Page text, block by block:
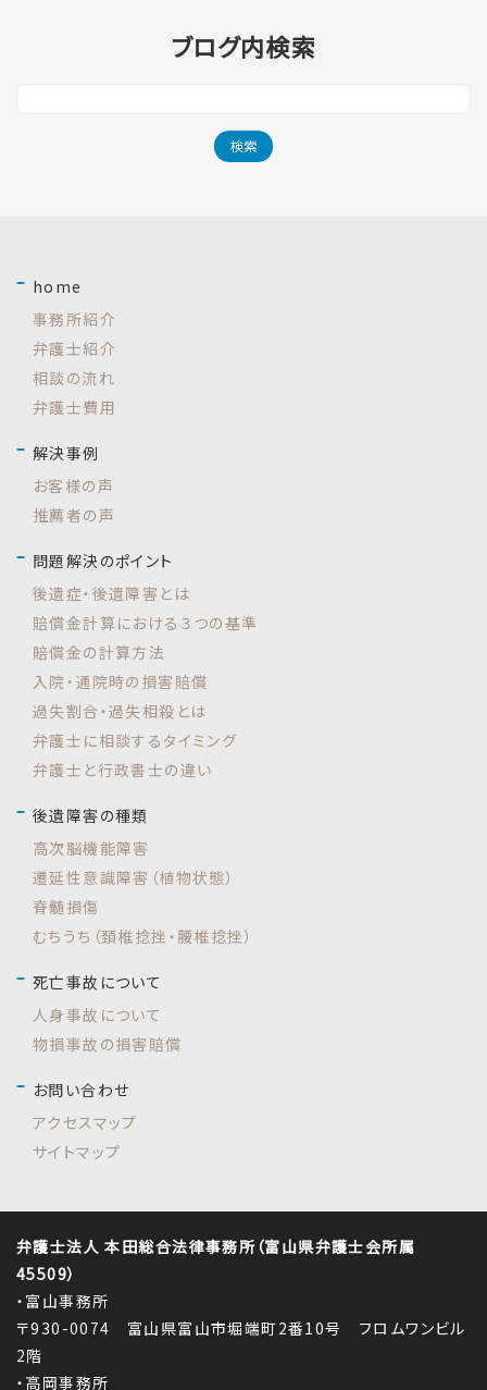
ブログ内検索
home
事務所紹介
弁護士紹介
相談の流れ
弁護士費用
解決事例
お客様の声
推薦者の声
問題解決のポイント
後遺症・後遺障害とは
賠償金計算における３つの基準
賠償金の計算方法
入院・通院時の損害賠償
過失割合・過失相殺とは
弁護士に相談するタイミング
弁護士と行政書士の違い
後遺障害の種類
高次脳機能障害
遷延性意識障害（植物状態）
脊髄損傷
むちうち（頚椎捻挫・腰椎捻挫）
死亡事故について
人身事故について
物損事故の損害賠償
お問い合わせ
アクセスマップ
サイトマップ
弁護士法人 本田総合法律事務所（富山県弁護士会所属
45509）
・富山事務所
〒930-0074 富山県富山市堀端町2番10号 フロムワンビル
2階
・高岡事務所